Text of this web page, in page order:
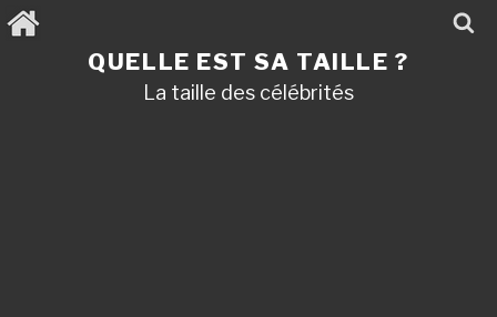
Aller
au
QUELLE EST SA TAILLE ?
La taille des célébrités